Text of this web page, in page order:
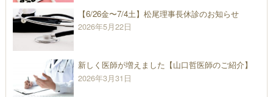
【6/26金〜7/4土】松尾理事長休診のお知らせ
2026年5月22日
新しく医師が増えました【山口哲医師のご紹介】
2026年3月31日